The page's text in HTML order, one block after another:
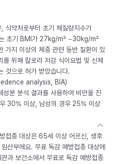
식약처로부터 초기 체질량지수가
초기 BMI가 27kg/m² ~30kg/m²
가지 이상의 체중 관련 동반 질환이 있
위해 칼로리 저감 식이요법 및 신체
것으로 허가 받았습니다.
analysis, BIA)
성분 분석 결과를 사용하여 비만을 진
30% 이상, 남성의 경우 25% 이상
접종 대상은 65세 이상 어르신, 생후
산부에요. 무료 독감 예방접종 대상에
과 보건소에서 무료로 독감 예방접종